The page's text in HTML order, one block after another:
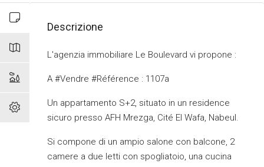
Descrizione
L'agenzia immobiliare Le Boulevard vi propone :
A #Vendre #Référence : 1107a
Un appartamento S+2, situato in un residence
sicuro presso AFH Mrezga, Cité El Wafa, Nabeul.
Si compone di un ampio salone con balcone, 2
camere a due letti con spogliatoio, una cucina